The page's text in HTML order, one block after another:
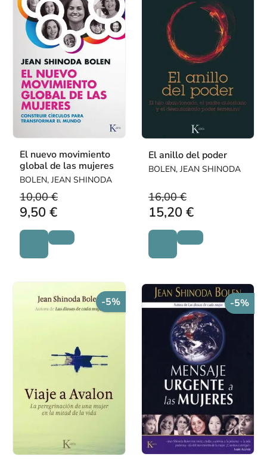
El nuevo movimiento
global de las mujeres
BOLEN, JEAN SHINODA
10,00 €
9,50 €
El anillo del poder
BOLEN, JEAN SHINODA
16,00 €
15,20 €
-5% -5%